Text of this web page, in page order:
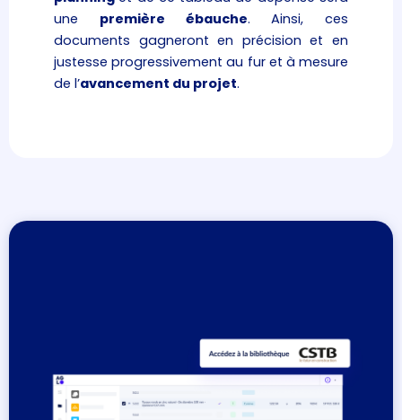
une première ébauche. Ainsi, ces
documents gagneront en précision et en
justesse progressivement au fur et à mesure
de l’avancement du projet.